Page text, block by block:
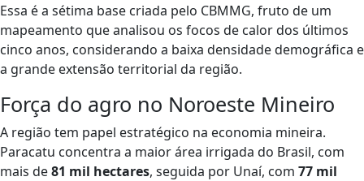
Essa é a sétima base criada pelo CBMMG, fruto de um
mapeamento que analisou os focos de calor dos últimos
cinco anos, considerando a baixa densidade demográfica e
a grande extensão territorial da região.
Força do agro no Noroeste Mineiro
A região tem papel estratégico na economia mineira.
Paracatu concentra a maior área irrigada do Brasil, com
mais de81 mil hectares, seguida por Unaí, com 77 mil